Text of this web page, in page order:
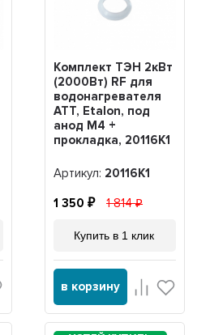
Комплект ТЭН 2кВт
(2000Вт) RF для
водонагревателя
ATT, Etalon, под
анод М4 +
прокладка, 20116K1
Артикул: 20116K1
1 350 1 814
Купить в 1 клик
в корзину